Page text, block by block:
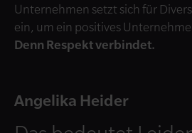
Unternehmen setzt sich für
ein, um ein positives
Denn Respekt verbindet.
Angelika Heider